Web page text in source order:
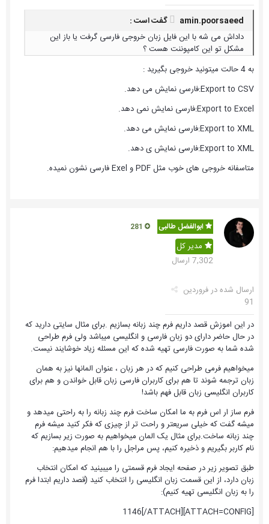
amin.poorsaeed گفت است :
داداش می شه با این فایل زبان خروجی فارسی گرفت یا باز این
مشکل تو این کامپوننت هست ؟
به 4 حالت میتونید خروجی بگیرید :
Export to CSV:فارسی نمایش می دهد.
Export to Excel:فارسی نمایش نمی دهد.
Export to XML:فارسی نمایش می دهد.
Export to XML:فارسی نمایش ی دهد.
متاسفانه خروجی های خوب مثل PDF و Exel فارسی نشون نمیده.
ابوالفضل طالبی
مدیر کل
7,302 ارسال
ارسال شده درفروردین
91
در این اموزش قصد داریم فرم چند زبانه بسازیم .برای مثال سایتی دارید که
در حال حاضر دارای دو زبان فارسی و انگلیسی میباشد ولی فرم طراحی
شده شما به صورت فارسی تهیه شده که این مسئله زیاد خوشایند نیست.
میخواهیم فرمی طراحی کنیم که در هر زبان ، عنوان المانها نیز به همان
زبان ترجمه شوند تا هم برای کاربران فارسی زبان قابل خواندن و هم برای
کاربران انگلیسی زبان قابل فهم باشد!
فرم ساز ار اس فرم به ما امکان ساخت فرم چند زبانه را به راحتی میدهد و
میشه گفت که خیلی سریعتر و راحت تر از چیزی که فکر کنید میشه فرم
چند زبانه ساخت.برای مثال یک المان میخواهیم به صورت زیر بسازیم که
نام کاربر بگیریم و ذخیره کنیم، پس مراجل را با هم انجام میدهیم:
طبق تصویر زیر در صفحه ایجاد فرم قسمتی را میبینید که امکان انتخاب
زبان دارد، از این قسمت زبان انگلیسی را انتخاب کنید (قصد داریم ابتدا فرم
را به زبان انگلیسی تهیه کنیم):
[ATTACH=CONFIG]1146[/ATTACH]